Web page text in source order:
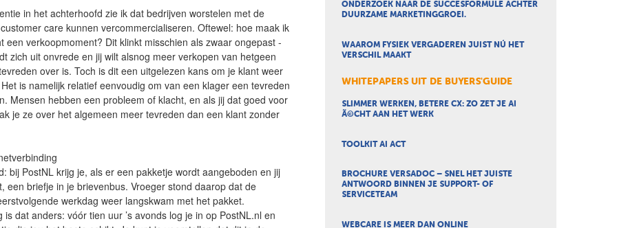
in het achterhoofd zie ik dat bedrijven worstelen met de
care kunnen vercommercialiseren. Oftewel: hoe maak ik
een verkoopmoment? Dit klinkt misschien als zwaar ongepast -
zich uit onvrede en jij wilt alsnog meer verkopen van hetgeen
over is. Toch is dit een uitgelezen kans om je klant weer
is namelijk relatief eenvoudig om van een klager een tevreden
Mensen hebben een probleem of klacht, en als jij dat goed voor
je ze over het algemeen meer tevreden dan een klant zonder
bij PostNL krijg je, als er een pakketje wordt aangeboden en jij
een briefje in je brievenbus. Vroeger stond daarop dat de
werkdag weer langskwam met het pakket.
is dat anders: vóór tien uur ’s avonds log je in op PostNL.nl en
ONDERZOEK NAAR DE SUCCESFORMULE ACHTER
DUURZAME MARKETINGGROEI.
WAAROM FYSIEK VERGADEREN JUIST NÚ HET
VERSCHIL MAAKT
WHITEPAPERS UIT DE BUYERS'GUIDE
SLIMMER WERKEN, BETERE CX: ZO ZET JE AI
Ã©CHT AAN HET WERK
TOOLKIT AI ACT
BROCHURE VERSADOC – SNEL HET JUISTE
ANTWOORD BINNEN JE SUPPORT- OF
SERVICETEAM
WEBCARE IS MEER DAN ONLINE